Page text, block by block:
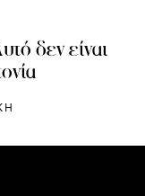
δεν είναι